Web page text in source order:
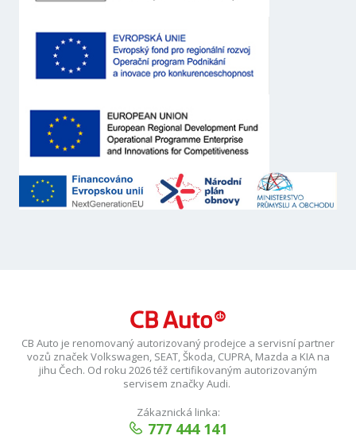
CB Auto je renomovaný autorizovaný prodejce a servisní partner
vozů značek Volkswagen, SEAT, Škoda, CUPRA, Mazda a KIA na
jihu Čech. Od roku 2026 též certifikovaným autorizovaným
servisem značky Audi.
Zákaznická linka:
777 444 141